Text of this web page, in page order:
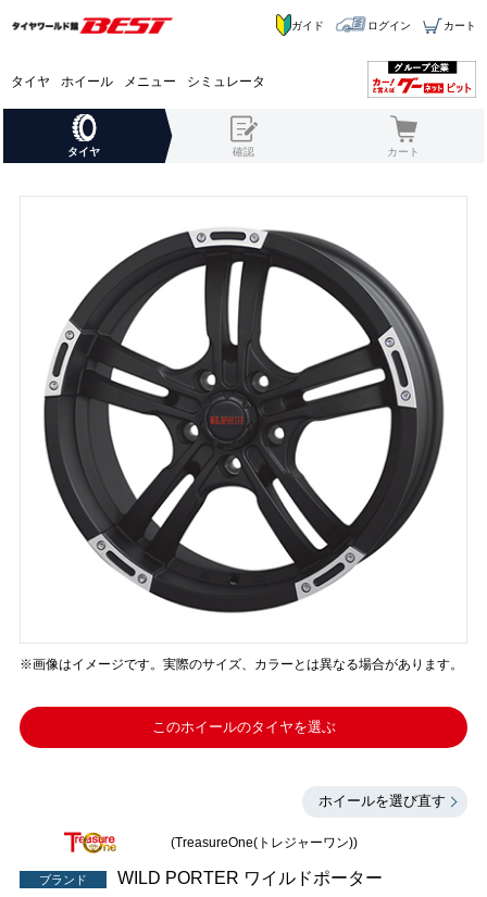
タイヤ ホイール メニュー シミュレータ
ガイド ログイン カート
タイヤ 確認 カート
※画像はイメージです。実際のサイズ、カラーとは異なる場合があります。
このホイールのタイヤを選ぶ
ホイールを選び直す
(TreasureOne(トレジャーワン))
ブランド WILD PORTER ワイルドポーター